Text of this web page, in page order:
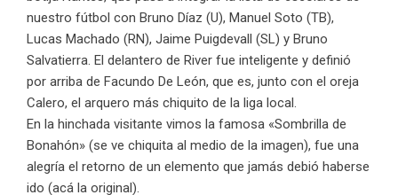
nuestro fútbol con Bruno Díaz (U), Manuel Soto (TB),
Lucas Machado (RN), Jaime Puigdevall (SL) y Bruno
Salvatierra. El delantero de River fue inteligente y definió
por arriba de Facundo De León, que es, junto con el oreja
Calero, el arquero más chiquito de la liga local.
En la hinchada visitante vimos la famosa «Sombrilla de
Bonahón» (se ve chiquita al medio de la imagen), fue una
alegría el retorno de un elemento que jamás debió haberse
ido (acá la original).